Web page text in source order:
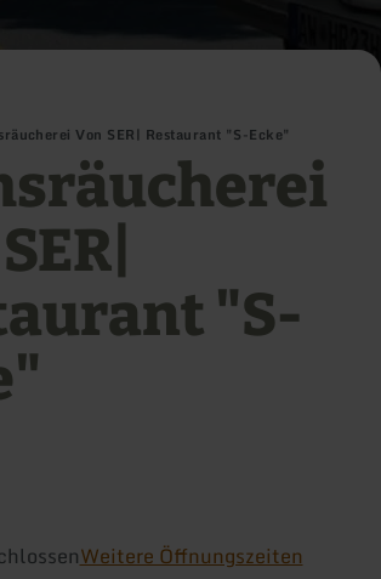
Von SER| Restaurant "S-Ecke"
"S-
Weitere Öffnungszeiten